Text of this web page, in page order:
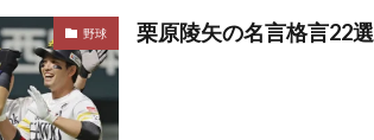
野球 栗原陵矢の名言格言22選